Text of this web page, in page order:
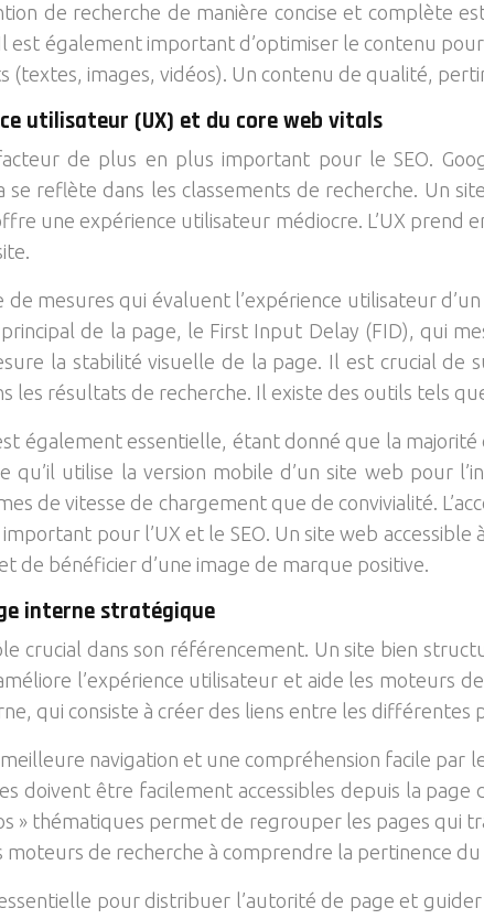
de recherche de manière concise et complète
est également important d’optimiser le contenu
images, vidéos). Un contenu de qualité,
utilisateur (UX) et du core web vitals
de plus en plus important pour le SEO.
reflète dans les classements de recherche. Un
une expérience utilisateur médiocre. L’UX
de mesures qui évaluent l’expérience utilisateur
de la page, le First Input Delay (FID), qui
la stabilité visuelle de la page. Il est crucial
les résultats de recherche. Il existe des outils tels
également essentielle, étant donné que la
qu’il utilise la version mobile d’un site web pour
de vitesse de chargement que de convivialité.
pour l’UX et le SEO. Un site web
de bénéficier d’une image de marque positive.
interne stratégique
crucial dans son référencement. Un site bien
l’expérience utilisateur et aide les moteurs
qui consiste à créer des liens entre les différentes
navigation et une compréhension facile par
doivent être facilement accessibles depuis la page
» thématiques permet de regrouper les pages qui
de recherche à comprendre la pertinence du
pour distribuer l’autorité de page et